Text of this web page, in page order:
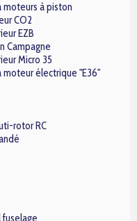
à piston
CO2
EZB
Campagne
Micro 35
électrique "E36"
rotor RC
fuselage